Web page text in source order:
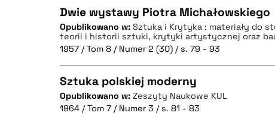
BIBTEX
CZYSTY TEKST
BIBTEX
Dwie wystawy Piotra Michałowskiego
Opublikowano w: Sztuka i Krytyka : materiały do
teorii i historii sztuki, krytyki artystycznej oraz
1957 / Tom 8 / Numer 2 (30) / s. 79 - 93
CZYSTY TEKST
Sztuka polskiej moderny
Opublikowano w: Zeszyty Naukowe KUL
1964 / Tom 7 / Numer 3 / s. 81 - 83